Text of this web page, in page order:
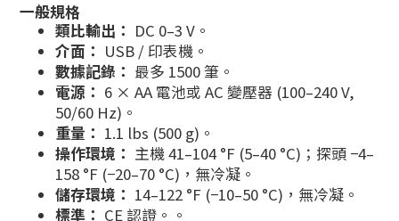
一般規格
類比輸出： DC 0–3 V。
介面： USB / 印表機。
數據記錄： 最多 1500 筆。
電源： 6 × AA 電池或 AC 變壓器 (100–240 V,
50/60 Hz)。
重量： 1.1 lbs (500 g)。
操作環境： 主機 41–104 °F (5–40 °C)；探頭 −4–
158 °F (−20–70 °C)，無冷凝。
儲存環境： 14–122 °F (−10–50 °C)，無冷凝。
標準： CE 認證。。